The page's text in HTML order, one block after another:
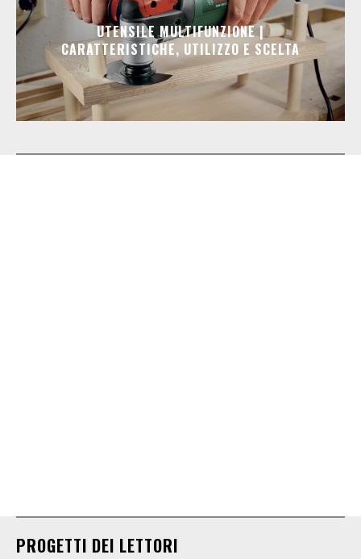
UTENSILE MULTIFUNZIONE |
CARATTERISTICHE, UTILIZZO E SCELTA
PROGETTI DEI LETTORI